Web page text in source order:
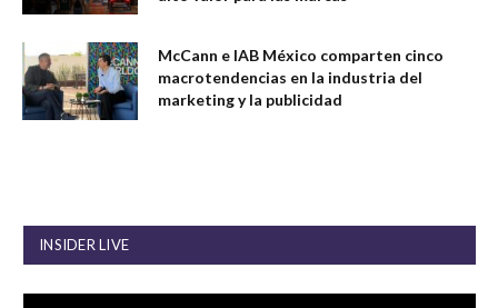
McCann e IAB México comparten cinco
macrotendencias en la industria del
marketing y la publicidad
INSIDER LIVE